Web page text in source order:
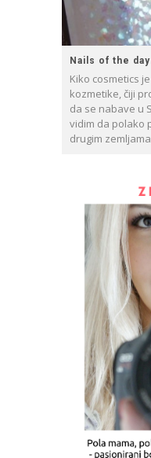
Nails of the
Kiko cosmetics
kozmetike, čiji
da se nabave u
vidim da polako
drugim